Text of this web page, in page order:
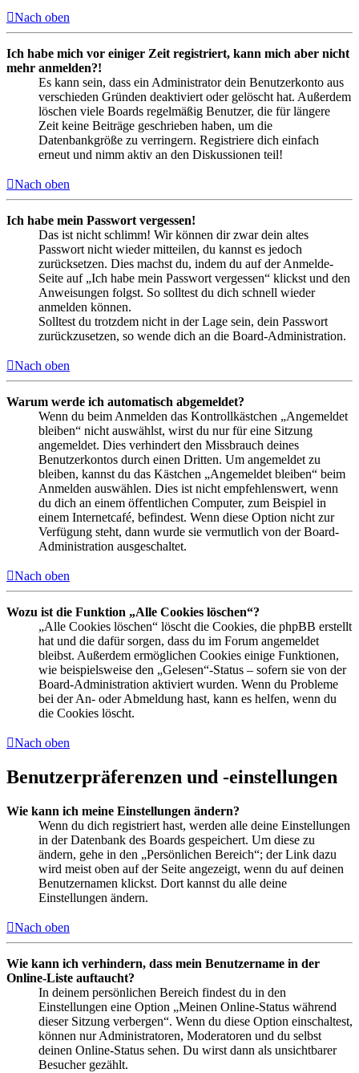
Nach oben
Ich habe mich vor einiger Zeit registriert, kann mich aber nicht
mehr anmelden?!
Es kann sein, dass ein Administrator dein Benutzerkonto aus
verschieden Gründen deaktiviert oder gelöscht hat. Außerdem
löschen viele Boards regelmäßig Benutzer, die für längere
Zeit keine Beiträge geschrieben haben, um die
Datenbankgröße zu verringern. Registriere dich einfach
erneut und nimm aktiv an den Diskussionen teil!
Nach oben
Ich habe mein Passwort vergessen!
Das ist nicht schlimm! Wir können dir zwar dein altes
Passwort nicht wieder mitteilen, du kannst es jedoch
zurücksetzen. Dies machst du, indem du auf der Anmelde-
Seite auf „Ich habe mein Passwort vergessen“ klickst und den
Anweisungen folgst. So solltest du dich schnell wieder
anmelden können.
Solltest du trotzdem nicht in der Lage sein, dein Passwort
zurückzusetzen, so wende dich an die Board-Administration.
Nach oben
Warum werde ich automatisch abgemeldet?
Wenn du beim Anmelden das Kontrollkästchen „Angemeldet
bleiben“ nicht auswählst, wirst du nur für eine Sitzung
angemeldet. Dies verhindert den Missbrauch deines
Benutzerkontos durch einen Dritten. Um angemeldet zu
bleiben, kannst du das Kästchen „Angemeldet bleiben“ beim
Anmelden auswählen. Dies ist nicht empfehlenswert, wenn
du dich an einem öffentlichen Computer, zum Beispiel in
einem Internetcafé, befindest. Wenn diese Option nicht zur
Verfügung steht, dann wurde sie vermutlich von der Board-
Administration ausgeschaltet.
Nach oben
Wozu ist die Funktion „Alle Cookies löschen“?
„Alle Cookies löschen“ löscht die Cookies, die phpBB erstellt
hat und die dafür sorgen, dass du im Forum angemeldet
bleibst. Außerdem ermöglichen Cookies einige Funktionen,
wie beispielsweise den „Gelesen“-Status – sofern sie von der
Board-Administration aktiviert wurden. Wenn du Probleme
bei der An- oder Abmeldung hast, kann es helfen, wenn du
die Cookies löscht.
Nach oben
Benutzerpräferenzen und -einstellungen
Wie kann ich meine Einstellungen ändern?
Wenn du dich registriert hast, werden alle deine Einstellungen
in der Datenbank des Boards gespeichert. Um diese zu
ändern, gehe in den „Persönlichen Bereich“; der Link dazu
wird meist oben auf der Seite angezeigt, wenn du auf deinen
Benutzernamen klickst. Dort kannst du alle deine
Einstellungen ändern.
Nach oben
Wie kann ich verhindern, dass mein Benutzername in der
Online-Liste auftaucht?
In deinem persönlichen Bereich findest du in den
Einstellungen eine Option „Meinen Online-Status während
dieser Sitzung verbergen“. Wenn du diese Option einschaltest,
können nur Administratoren, Moderatoren und du selbst
deinen Online-Status sehen. Du wirst dann als unsichtbarer
Besucher gezählt.